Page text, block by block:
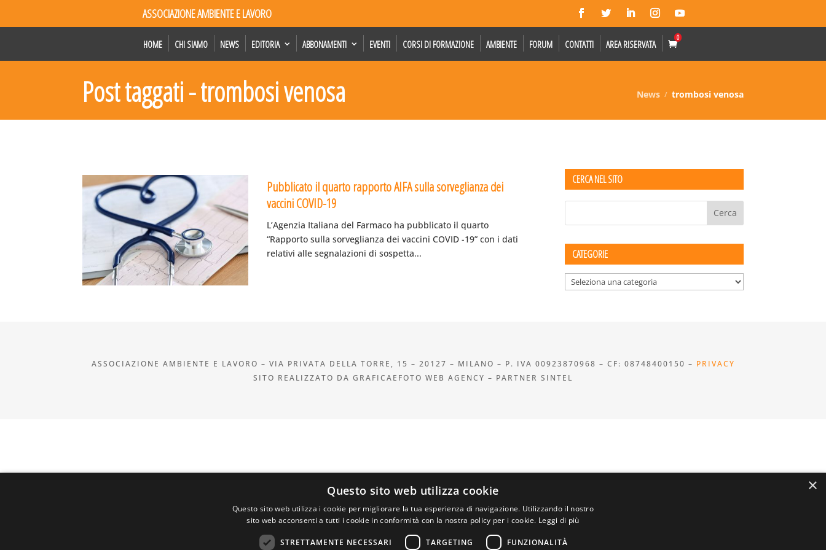
ASSOCIAZIONE AMBIENTE E LAVORO
HOME CHI SIAMO NEWS EDITORIA ABBONAMENTI EVENTI CORSI DI FORMAZIONE AMBIENTE FORUM CONTATTI AREA RISERVATA
0
Post taggati - trombosi venosa News trombosi venosa
Pubblicato il quarto rapporto AIFA sulla sorveglianza dei
vaccini COVID-19
L’Agenzia Italiana del Farmaco ha pubblicato il quarto
“Rapporto sulla sorveglianza dei vaccini COVID -19” con i dati
relativi alle segnalazioni di sospetta...
CERCA NEL SITO
CATEGORIE
Categorie
ASSOCIAZIONE AMBIENTE E LAVORO – VIA PRIVATA DELLA TORRE, 15 – 20127 – MILANO – P. IVA 00923870968 – CF: 08748400150 – PRIVACY
SITO REALIZZATO DA GRAFICAEFOTO WEB AGENCY – PARTNER SINTEL
×
Questo sito web utilizza cookie
Questo sito web utilizza i cookie per migliorare la tua esperienza di navigazione. Utilizzando il nostro
sito web acconsenti a tutti i cookie in conformità con la nostra policy per i cookie. Leggi di più
STRETTAMENTE NECESSARI TARGETING FUNZIONALITÀ